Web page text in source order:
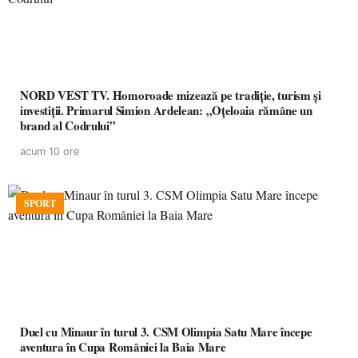
NORD VEST TV. Homoroade mizează pe tradiție, turism și
investiții. Primarul Simion Ardelean: „Oțeloaia rămâne un
brand al Codrului”
acum 10 ore
SPORT
Duel cu Minaur în turul 3. CSM Olimpia Satu Mare începe
aventura în Cupa României la Baia Mare